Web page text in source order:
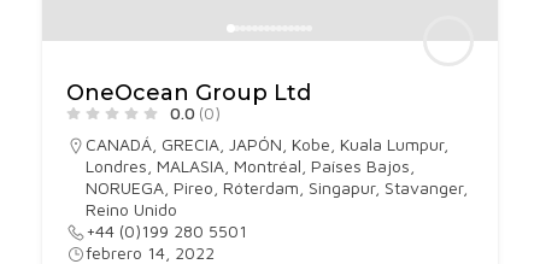
OneOcean Group Ltd
0.0 (0)
CANADÁ GRECIA JAPÓN Kobe Kuala Lumpur,
Londres MALASIA Montréal Países Bajos
NORUEGA Pireo Róterdam Singapur, Stavanger,
Reino Unido
+44 (0)199 280 5501
febrero 14, 2022